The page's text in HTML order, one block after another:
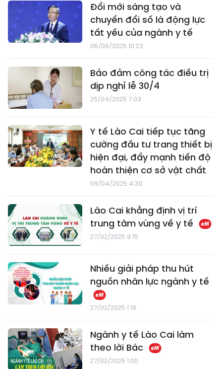
Đổi mới sáng tạo và
chuyển đổi số là động lực
tất yếu của ngành y tế
06/06/2025 10:23
Bảo đảm công tác điều trị
dịp nghỉ lễ 30/4
25/04/2025 7:03
Y tế Lào Cai tiếp tục tăng
cường đầu tư trang thiết bị
hiện đại, đẩy mạnh tiến độ
hoàn thiện cơ sở vật chất
09/04/2025 4:30
Lào Cai khẳng định vị trí
trung tâm vùng về y tế
27/02/2025 9:15
Nhiều giải pháp thu hút
nguồn nhân lực ngành y tế
27/02/2025 1:18
Ngành y tế Lào Cai làm
theo lời Bác
27/02/2025 1:00